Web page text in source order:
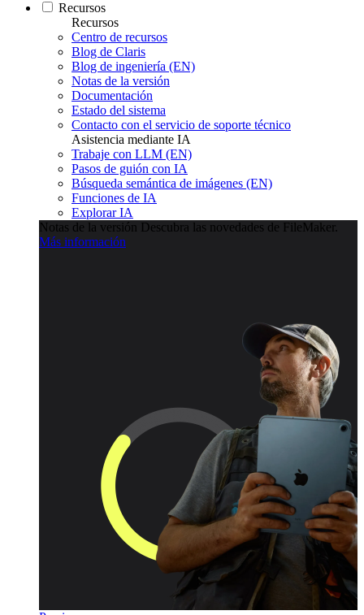
Recursos
Recursos
Centro de recursos
Blog de Claris
Blog de ingeniería (EN)
Notas de la versión
Documentación
Estado del sistema
Contacto con el servicio de soporte técnico
Asistencia mediante IA
Trabaje con LLM (EN)
Pasos de guión con IA
Búsqueda semántica de imágenes (EN)
Funciones de IA
Explorar IA
Notas de la versión Descubra las novedades de FileMaker.
Más información